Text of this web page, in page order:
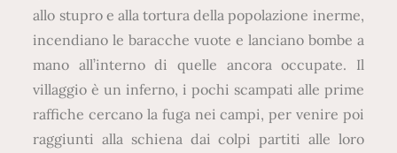
allo stupro e alla tortura della popolazione inerme,
incendiano le baracche vuote e lanciano bombe a
mano all’interno di quelle ancora occupate. Il
villaggio è un inferno, i pochi scampati alle prime
raffiche cercano la fuga nei campi, per venire poi
raggiunti alla schiena dai colpi partiti alle loro